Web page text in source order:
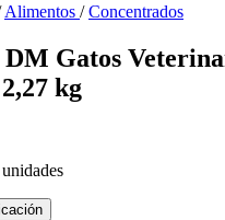
Alimentos / Concentrados
Gatos
kg